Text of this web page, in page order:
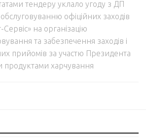
тендеру уклало угоду з ДП
офіційних заходів
Сервіс» на організацію
та забезпечення заходів і
прийомів за участю Президента
продуктами харчування